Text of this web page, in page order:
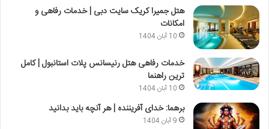
هتل جمیرا کریک سایت دبی | خدمات رفاهی و
امکانات
10 آبان 1404
خدمات رفاهی هتل رنیسانس پلات استانبول | کامل
ترین راهنما
10 آبان 1404
برهما: خدای آفریننده | هر آنچه باید بدانید
9 آبان 1404